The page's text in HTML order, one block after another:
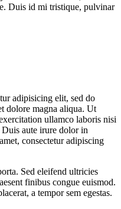
Duis id mi tristique, pulvinar
adipisicing elit, sed do
dolore magna aliqua. Ut
ullamco laboris nisi
aute irure dolor in
consectetur adipiscing
Sed eleifend ultricies
finibus congue euismod.
a tempor sem egestas.